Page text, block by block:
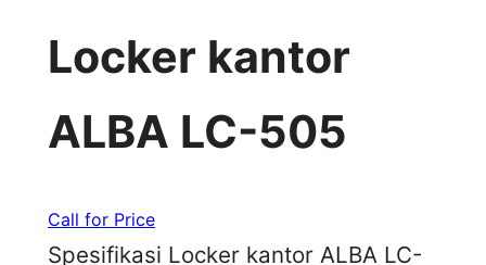
Locker kantor
ALBA LC-505
Call for Price
Spesifikasi Locker kantor ALBA LC-